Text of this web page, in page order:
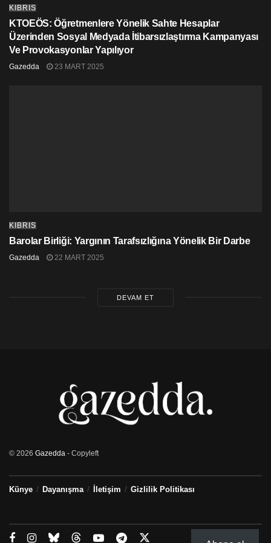
KIBRIS
KTOEÖS: Öğretmenlere Yönelik Sahte Hesaplar
Üzerinden Sosyal Medyada İtibarsızlaştırma Kampanyası
Ve Provokasyonlar Yapılıyor
Gazedda 23 MART 2025
KIBRIS
Barolar Birliği: Yargının Tarafsızlığına Yönelik Bir Darbe
Gazedda 22 MART 2025
DEVAM ET
© 2026 Gazedda - Copyleft
Künye Dayanışma İletişim Gizlilik Politikası